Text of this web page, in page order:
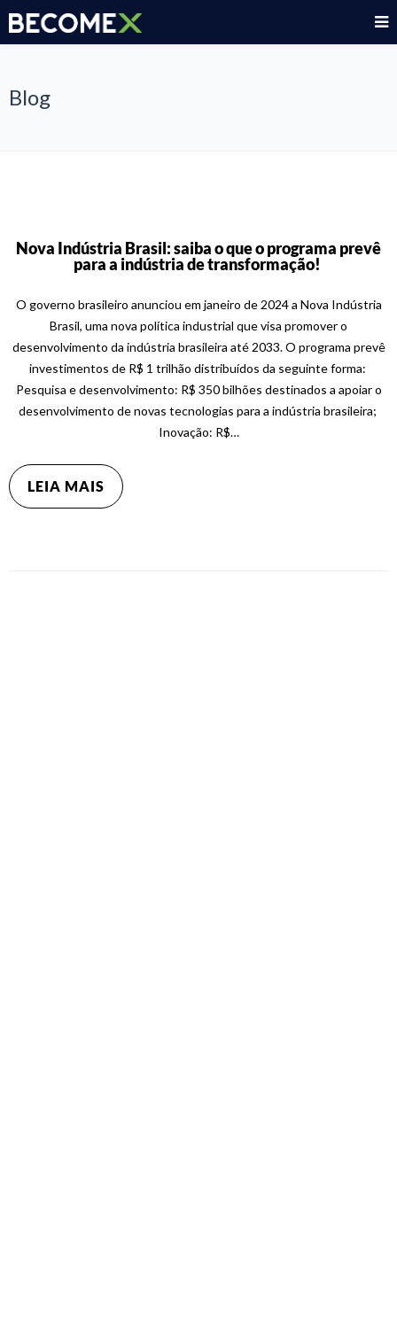
Blog
Nova Indústria Brasil: saiba o que o programa prevê
para a indústria de transformação!
O governo brasileiro anunciou em janeiro de 2024 a Nova Indústria
Brasil, uma nova política industrial que visa promover o
desenvolvimento da indústria brasileira até 2033. O programa prevê
investimentos de R$ 1 trilhão distribuídos da seguinte forma:
Pesquisa e desenvolvimento: R$ 350 bilhões destinados a apoiar o
desenvolvimento de novas tecnologias para a indústria brasileira;
Inovação: R$…
LEIA MAIS